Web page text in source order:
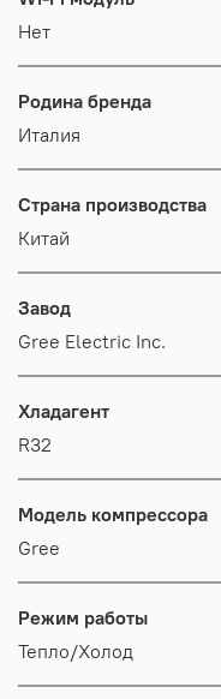
Нет
Родина бренда
Италия
Страна производства
Китай
Завод
Gree Electric Inc.
Хладагент
R32
Модель компрессора
Gree
Режим работы
Тепло/Холод